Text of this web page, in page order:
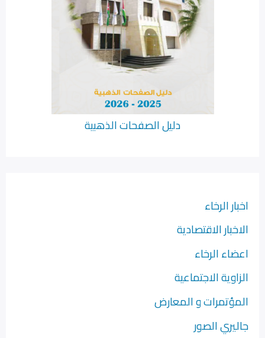
دليل الصفحات الذهبية
اخبار الرخاء
الاخبار الاقتصادية
اعضاء الرخاء
الزاوية الاجتماعية
المؤتمرات و المعارض
جاليري الصور